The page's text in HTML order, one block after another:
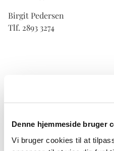
Denne hjemmeside bruger
Vi bruger cookies til at
Birgit Pedersen
Tlf. 2893 3274